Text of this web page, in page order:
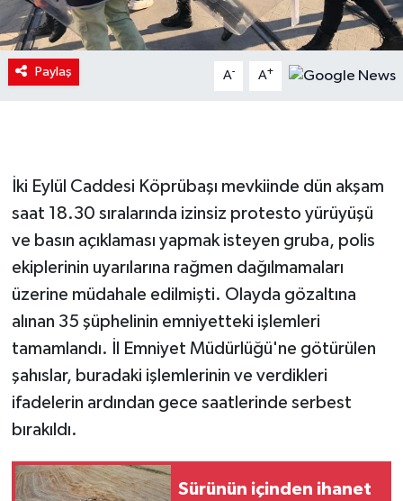
Paylaş A- A+
İki Eylül Caddesi Köprübaşı mevkiinde dün akşam
saat 18.30 sıralarında izinsiz protesto yürüyüşü
ve basın açıklaması yapmak isteyen gruba, polis
ekiplerinin uyarılarına rağmen dağılmamaları
üzerine müdahale edilmişti. Olayda gözaltına
alınan 35 şüphelinin emniyetteki işlemleri
tamamlandı. İl Emniyet Müdürlüğü'ne götürülen
şahıslar, buradaki işlemlerinin ve verdikleri
ifadelerin ardından gece saatlerinde serbest
bırakıldı.
Sürünün içinden ihanet